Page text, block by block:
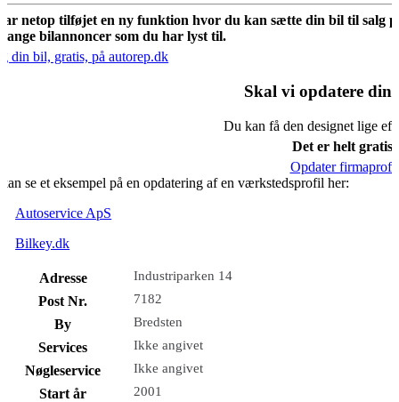
netop tilføjet en ny funktion hvor du kan sætte din bil til salg
bilannoncer som du har lyst til.
din bil, gratis, på autorep.dk
Skal vi opdatere din
Du kan få den designet lige
Det er helt gratis.
Opdater firmaprofil
se et eksempel på en opdatering af en værkstedsprofil her:
Autoservice ApS
Bilkey.dk
Adresse Industriparken 14
Post Nr. 7182
By Bredsten
Services Ikke angivet
Nøgleservice Ikke angivet
Start år 2001